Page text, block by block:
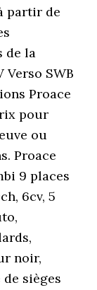
partir de
de la
Verso SWB
Proace
pour
ou
Proace
9 places
6cv, 5
noir,
sièges